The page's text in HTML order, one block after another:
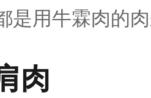
是用牛霖肉的
肉